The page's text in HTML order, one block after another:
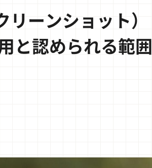
ーンショット）
と認められる範囲